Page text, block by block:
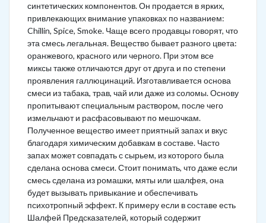
синтетических компонентов. Он продается в ярких,
привлекающих внимание упаковках по названием:
Chillin, Spice, Smoke. Чаще всего продавцы говорят, что
эта смесь легальная. Вещество бывает разного цвета:
оранжевого, красного или черного. При этом все
миксы также отличаются друг от друга и по степени
проявления галлюцинаций. Изготавливается основа
смеси из табака, трав, чай или даже из соломы. Основу
пропитывают специальным раствором, после чего
измельчают и расфасовывают по мешочкам.
Полученное вещество имеет приятный запах и вкус
благодаря химическим добавкам в составе. Часто
запах может совпадать с сырьем, из которого была
сделана основа смеси. Стоит понимать, что даже если
смесь сделана из ромашки, мяты или шалфея, она
будет вызывать привыкание и обеспечивать
психотропный эффект. К примеру если в составе есть
Шалфей Предсказателей, который содержит